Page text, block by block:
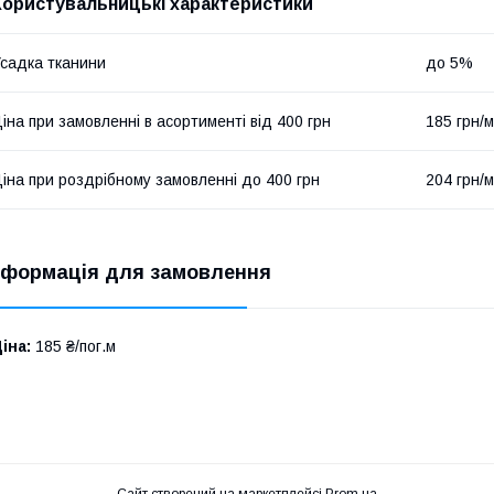
тканини до 5%
при замовленні в асортименті від 400 грн 185 грн/м
при роздрібному замовленні до 400 грн 204 грн/м
для замовлення
185 ₴/пог.м